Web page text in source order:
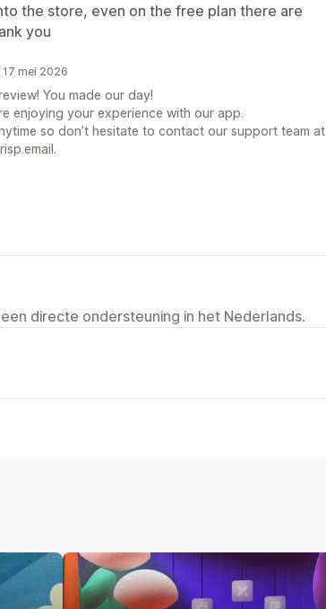
the store, even on the free plan there are
you
mei 2026
You made our day!
enjoying your experience with our app.
so don’t hesitate to contact our support team at
directe ondersteuning in het Nederlands.